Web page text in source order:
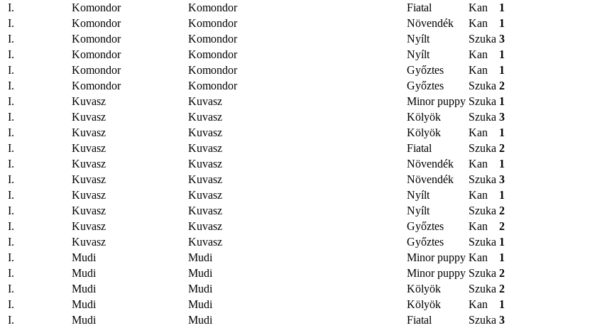
I.
Komondor Komondor Fiatal Kan
1
I.
Komondor Komondor Növendék Kan
1
I.
Komondor Komondor Nyílt Szuka 3
I.
Komondor Komondor Nyílt Kan
1
I.
Komondor Komondor Győztes Kan
1
I.
Komondor Komondor Győztes Szuka 2
I.
Kuvasz Kuvasz Minor puppy Szuka 1
I.
Kuvasz Kuvasz Kölyök Szuka 3
I.
Kuvasz Kuvasz Kölyök Kan
1
I.
Kuvasz Kuvasz Fiatal Szuka 2
I.
Kuvasz Kuvasz Növendék Kan
1
I.
Kuvasz Kuvasz Növendék Szuka 3
I.
Kuvasz Kuvasz Nyílt Kan
1
I.
Kuvasz Kuvasz Nyílt Szuka 2
I.
Kuvasz Kuvasz Győztes Kan
2
I.
Kuvasz Kuvasz Győztes Szuka 1
I.
Mudi Mudi Minor puppy Kan
1
I.
Mudi Mudi Minor puppy Szuka 2
I.
Mudi Mudi Kölyök Szuka 2
I.
Mudi Mudi Kölyök Kan
1
I.
Mudi Mudi Fiatal Szuka 3